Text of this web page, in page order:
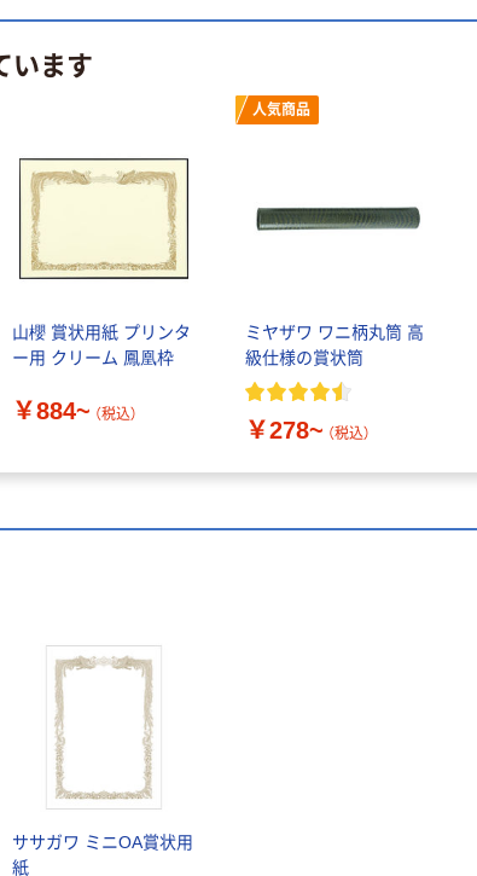
います
山櫻 賞状用紙 プリンタ
ー用 クリーム 鳳凰枠
￥884~ （税込）
人気商品
ミヤザワ ワニ柄丸筒 高
級仕様の賞状筒
￥278~ （税込）
ササガワ ミニOA賞状用
紙